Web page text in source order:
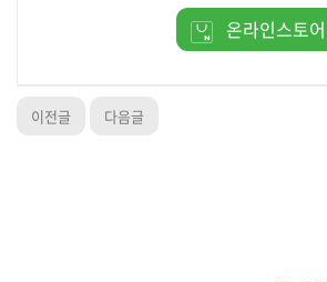
온라인스토
이전글 다음글